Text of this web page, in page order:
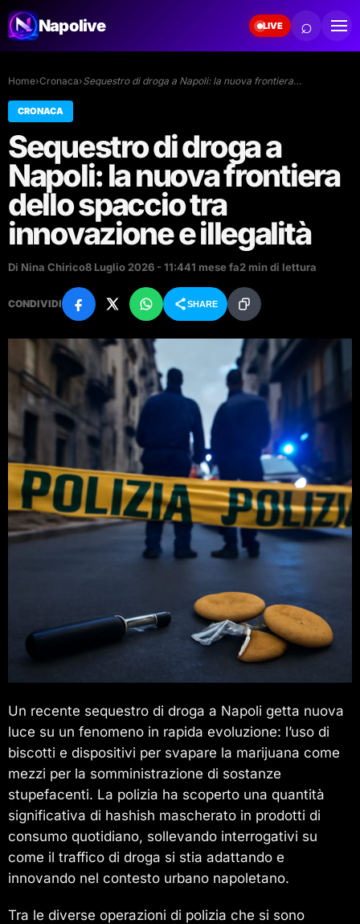
Napolive LIVE ⌕
Home›Cronaca›Sequestro di droga a Napoli: la nuova frontiera…
CRONACA
Sequestro di droga a
Napoli: la nuova frontiera
dello spaccio tra
innovazione e illegalità
Di Nina Chirico8 Luglio 2026 - 11:441 mese fa2 min di lettura
CONDIVIDI SHARE
Un recente sequestro di droga a Napoli getta nuova
luce su un fenomeno in rapida evoluzione: l’uso di
biscotti e dispositivi per svapare la marijuana come
mezzi per la somministrazione di sostanze
stupefacenti. La polizia ha scoperto una quantità
significativa di hashish mascherato in prodotti di
consumo quotidiano, sollevando interrogativi su
come il traffico di droga si stia adattando e
innovando nel contesto urbano napoletano.
Tra le diverse operazioni di polizia che si sono